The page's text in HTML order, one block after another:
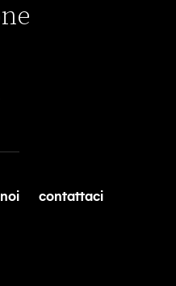
contattaci